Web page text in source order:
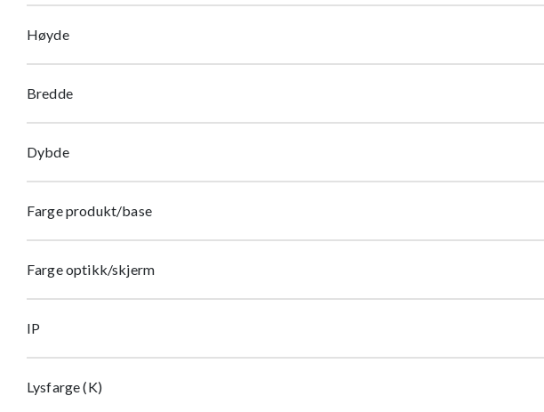
Høyde
Bredde
Dybde
Farge produkt/base
Farge optikk/skjerm
IP
Lysfarge (K)